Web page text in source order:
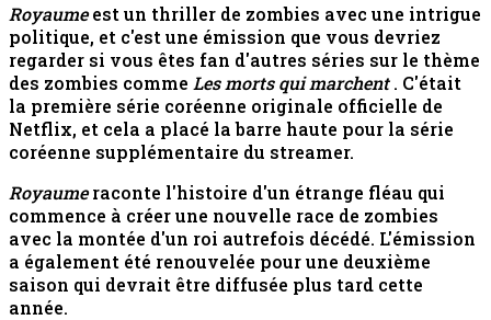
Royaumeest un thriller de zombies avec une intrigue
politique, et c'est une émission que vous devriez
regarder si vous êtes fan d'autres séries sur le thème
des zombies comme Les morts qui marchent. C'était
la première série coréenne originale officielle de
Netflix, et cela a placé la barre haute pour la série
coréenne supplémentaire du streamer.
Royaumeraconte l'histoire d'un étrange fléau qui
commence à créer une nouvelle race de zombies
avec la montée d'un roi autrefois décédé. L'émission
a également été renouvelée pour une deuxième
saison qui devrait être diffusée plus tard cette
année.